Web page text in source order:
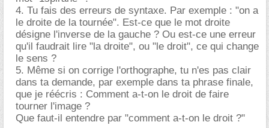
4. Tu fais des erreurs de syntaxe. Par exemple : "on a
le droite de la tournée". Est-ce que le mot droite
désigne l'inverse de la gauche ? Ou est-ce une erreur
qu'il faudrait lire "la droite", ou "le droit", ce qui change
le sens ?
5. Même si on corrige l'orthographe, tu n'es pas clair
dans ta demande, par exemple dans ta phrase finale,
que je réécris : Comment a-t-on le droit de faire
tourner l'image ?
Que faut-il entendre par "comment a-t-on le droit ?"